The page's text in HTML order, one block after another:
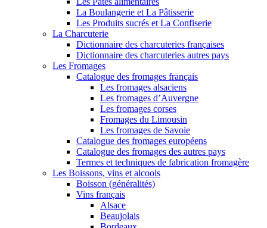
La Boulangerie et La Pâtisserie
Les Produits sucrés et La Confiserie
La Charcuterie
Dictionnaire des charcuteries françaises
Dictionnaire des charcuteries autres pays
Les Fromages
Catalogue des fromages français
Les fromages alsaciens
Les fromages d’Auvergne
Les fromages corses
Fromages du Limousin
Les fromages de Savoie
Catalogue des fromages européens
Catalogue des fromages des autres pays
Termes et techniques de fabrication fromagère
Les Boissons, vins et alcools
Boisson (généralités)
Vins français
Alsace
Beaujolais